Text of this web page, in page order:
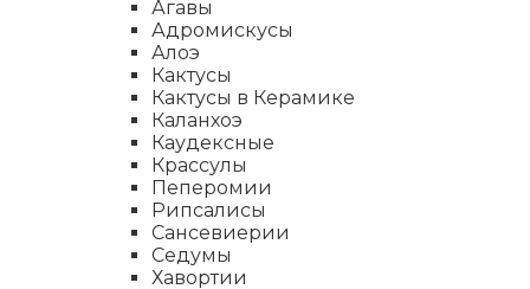
Агавы
Адромискусы
Алоэ
Кактусы
Кактусы в Керамике
Каланхоэ
Каудексные
Крассулы
Пеперомии
Рипсалисы
Сансевиерии
Седумы
Хавортии